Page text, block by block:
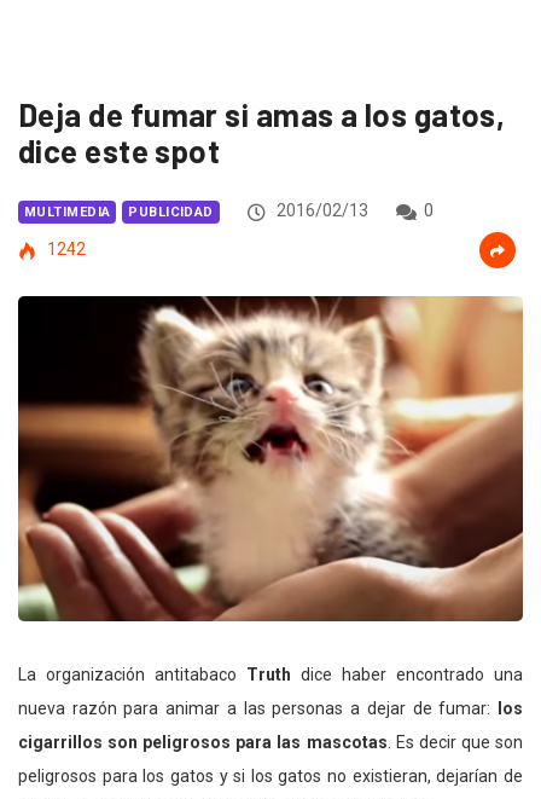
Deja de fumar si amas a los gatos,
dice este spot
MULTIMEDIA PUBLICIDAD 2016/02/13
0
1242
La organización antitabaco Truth dice haber encontrado una
nueva razón para animar a las personas a dejar de fumar:
los
cigarrillos son peligrosos para las mascotas. Es decir que son
peligrosos para los gatos y si los gatos no existieran, dejarían de